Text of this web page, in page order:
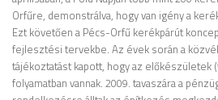
Orfűre, demonstrálva, hogy van igény a
Ezt követően a Pécs-Orfű kerékpárút
fejlesztési tervekbe. Az évek során a
tájékoztatást kapott, hogy az
folyamatban vannak. 2009. tavaszára a